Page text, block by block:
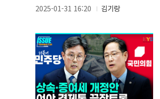
2025-01-31 16:20 김기랑